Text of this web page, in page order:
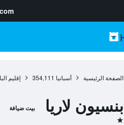
الصفحة الرئيسية أسبانيا 354,111 إقليم
بنسيون لاريا بيت ضيافة
نجمة واحدة